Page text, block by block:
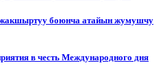
боюнча атайын жумушчу
в честь Международного дня